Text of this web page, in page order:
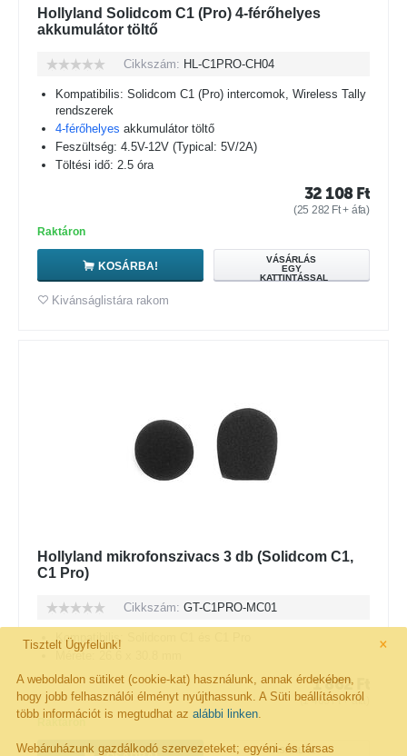
×
Tisztelt Ügyfelünk!
A weboldalon sütiket (cookie-kat) használunk, annak érdekében,
hogy jobb felhasználói élményt nyújthassunk. A Süti beállításokról
több információt is megtudhat az alábbi linken
Webáruházunk gazdálkodó szervezeteket; egyéni- és társas
Hollyland Solidcom C1 (Pro) 4-férőhelyes
akkumulátor töltő
Cikkszám: HL-C1PRO-CH04
Kompatibilis: Solidcom C1 (Pro) intercomok, Wireless Tally
rendszerek
4-férőhelyes akkumulátor töltő
Feszültség: 4.5V-12V (Typical: 5V/2A)
Töltési idő: 2.5 óra
32 108 Ft
(25 282 Ft+ áfa)
Raktáron
KOSÁRBA!
VÁSÁRLÁS
EGY
KATTINTÁSSAL
Kivánságlistára rakom
Hollyland mikrofonszivacs 3 db (Solidcom C1,
C1 Pro)
Cikkszám: GT-C1PRO-MC01
Kompatibilis: Solidcom C1 és C1 Pro
Mérete: 26.6 x 30.8 mm
1 862
(1 466Ft+ áfa)
VÁSÁRLÁS